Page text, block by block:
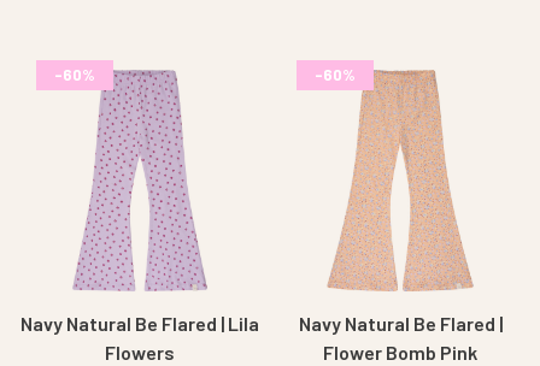
-60%
Navy Natural Be Flared | Lila
Flowers
-60%
Navy Natural Be Flared |
Flower Bomb Pink